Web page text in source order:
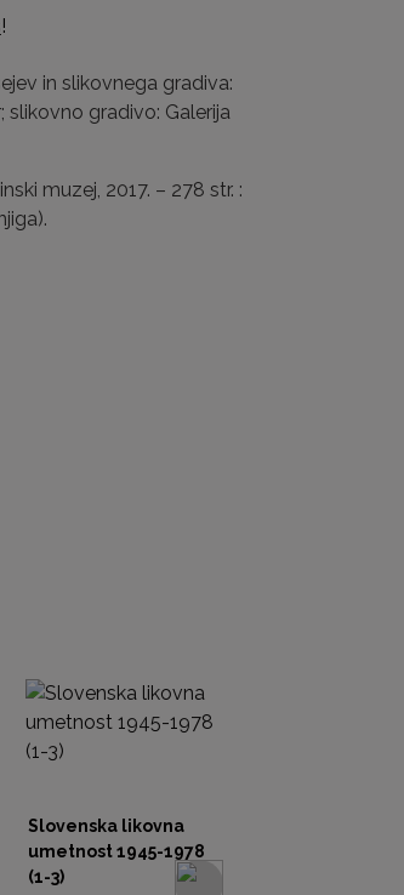
!
in slikovnega gradiva:
slikovno gradivo: Galerija
muzej, 2017. – 278 str. :
Slovenska likovna
umetnost 1945-1978
(1-3)